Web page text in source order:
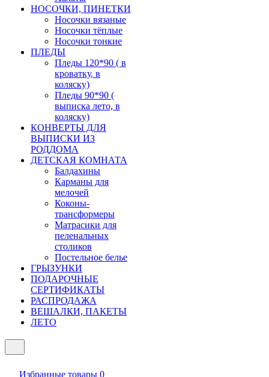
НОСОЧКИ, ПИНЕТКИ
Носочки вязаные
Носочки тёплые
Носочки тонкие
ПЛЕДЫ
Пледы 120*90 ( в
кроватку, в
коляску)
Пледы 90*90 (
выписка лето, в
коляску)
КОНВЕРТЫ ДЛЯ
ВЫПИСКИ ИЗ
РОДДОМА
ДЕТСКАЯ КОМНАТА
Балдахины
Карманы для
мелочей
Коконы-
трансформеры
Матрасики для
пеленальных
столиков
Постельное белье
ГРЫЗУНКИ
ПОДАРОЧНЫЕ
СЕРТИФИКАТЫ
РАСПРОДАЖА
ВЕШАЛКИ, ПАКЕТЫ
ЛЕТО
Избранные товары 0